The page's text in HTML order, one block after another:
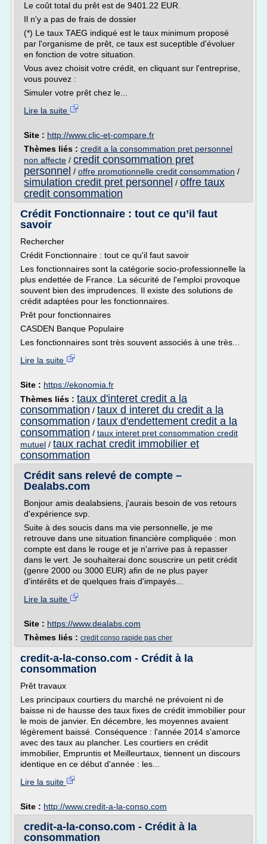
Le coût total du prêt est de 9401.22 EUR.
Il n'y a pas de frais de dossier
(*) Le taux TAEG indiqué est le taux minimum proposé
par l'organisme de prêt, ce taux est suceptible d'évoluer
en fonction de votre situation.
Vous avez choisit votre crédit, en cliquant sur l'entreprise,
vous pouvez :
Simuler votre prêt chez le...
Lire la suite
Site : http://www.clic-et-compare.fr
Thèmes liés : credit a la consommation pret personnel
non affecte / credit consommation pret
personnel / offre promotionnelle credit consommation /
simulation credit pret personnel / offre taux
credit consommation
Crédit Fonctionnaire : tout ce qu’il faut
savoir
Rechercher
Crédit Fonctionnaire : tout ce qu'il faut savoir
Les fonctionnaires sont la catégorie socio-professionnelle la
plus endettée de France. La sécurité de l'emploi provoque
souvent bien des imprudences. Il existe des solutions de
crédit adaptées pour les fonctionnaires.
Prêt pour fonctionnaires
CASDEN Banque Populaire
Les fonctionnaires sont très souvent associés à une très...
Lire la suite
Site : https://ekonomia.fr
Thèmes liés : taux d'interet credit a la
consommation / taux d interet du credit a la
consommation / taux d'endettement credit a la
consommation / taux interet pret consommation credit
mutuel / taux rachat credit immobilier et
consommation
Crédit sans relevé de compte –
Dealabs.com
Bonjour amis dealabsiens, j'aurais besoin de vos retours
d'expérience svp.
Suite à des soucis dans ma vie personnelle, je me
retrouve dans une situation financière compliquée : mon
compte est dans le rouge et je n'arrive pas à repasser
dans le vert. Je souhaiterai donc souscrire un petit crédit
(genre 2000 ou 3000 EUR) afin de ne plus payer
d'intérêts et de quelques frais d'impayés...
Lire la suite
Site : https://www.dealabs.com
Thèmes liés : credit conso rapide pas cher
credit-a-la-conso.com - Crédit à la
consommation
Prêt travaux
Les principaux courtiers du marché ne prévoient ni de
baisse ni de hausse des taux fixes de crédit immobilier pour
le mois de janvier. En décembre, les moyennes avaient
légèrement baissé. Conséquence : l'année 2014 s'amorce
avec des taux au plancher. Les courtiers en crédit
immobilier, Empruntis et Meilleurtaux, tiennent un discours
identique en ce début d'année : les...
Lire la suite
Site : http://www.credit-a-la-conso.com
credit-a-la-conso.com - Crédit à la
consommation